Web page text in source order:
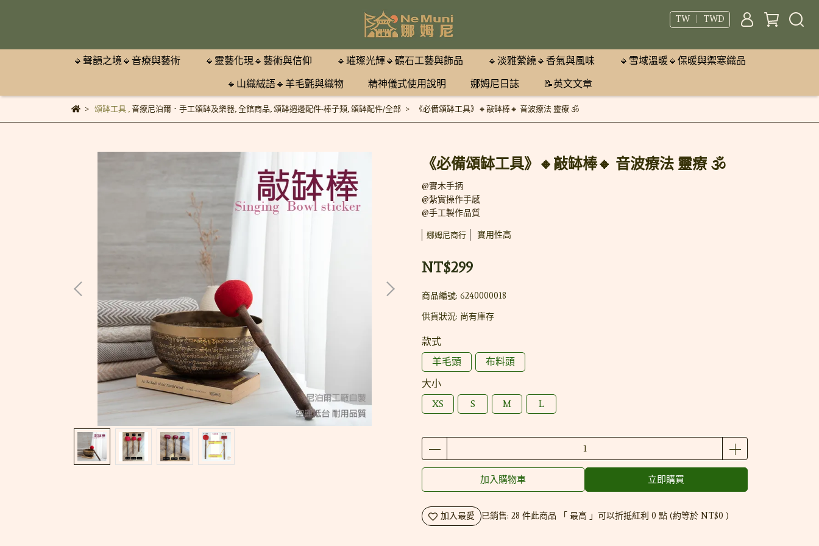
TW ｜ TWD
🔹聲韻之境🔹音療與藝術 🔹靈藝化現🔹藝術與信仰 🔹璀璨光輝🔹礦石工藝與飾品 🔹淡雅縈繞🔹香氣與風味
🔹雪域溫暖🔹保暖與禦寒織品
🔹山織絨語🔹羊毛氈與織物
精神儀式使用說明 娜姆尼日誌 📝英文文章
頌缽工具, 音療尼泊爾．手工頌缽及樂器, 全館商品, 頌缽週邊配件-棒子類, 頌缽配件/全部 《必備頌缽工具》🔸敲缽棒🔸 音波療法 靈療 🕉
《必備頌缽工具》🔸敲缽棒🔸 音波療法 靈療 🕉
@實木手抦
@紮實操作手感
@手工製作品質
娜姆尼商行 實用性高
NT$299
商品編號: 6240000018
供貨狀況: 尚有庫存
款式
羊毛頭
布料頭
大小
XS
S M L
加入購物車 立即購買
加入最愛 已銷售: 28 件此商品 「 最高 」可以折抵紅利 0 點 (約等於 NT$0 )